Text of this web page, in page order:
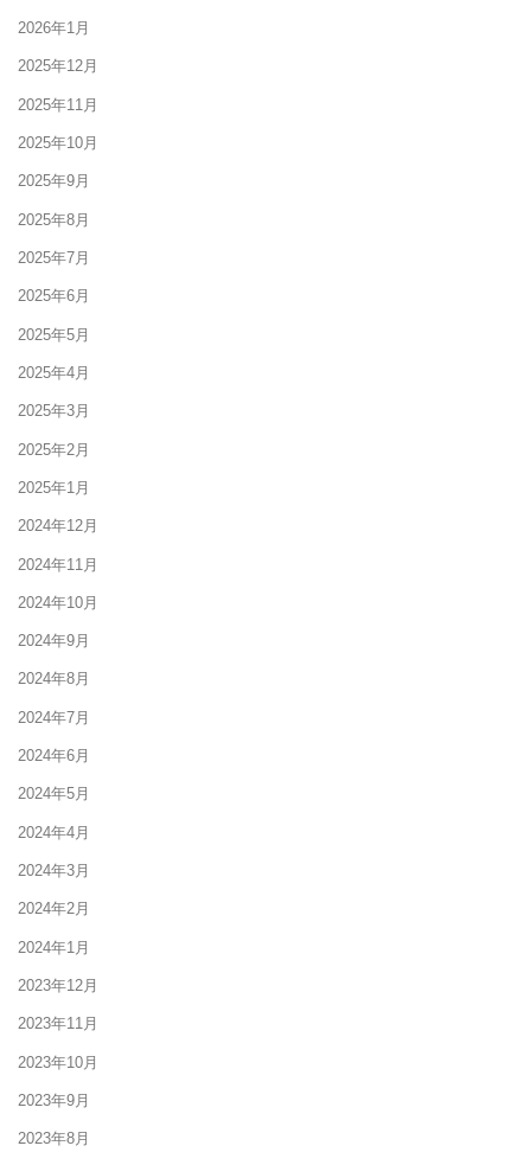
2026年1月
2025年12月
2025年11月
2025年10月
2025年9月
2025年8月
2025年7月
2025年6月
2025年5月
2025年4月
2025年3月
2025年2月
2025年1月
2024年12月
2024年11月
2024年10月
2024年9月
2024年8月
2024年7月
2024年6月
2024年5月
2024年4月
2024年3月
2024年2月
2024年1月
2023年12月
2023年11月
2023年10月
2023年9月
2023年8月